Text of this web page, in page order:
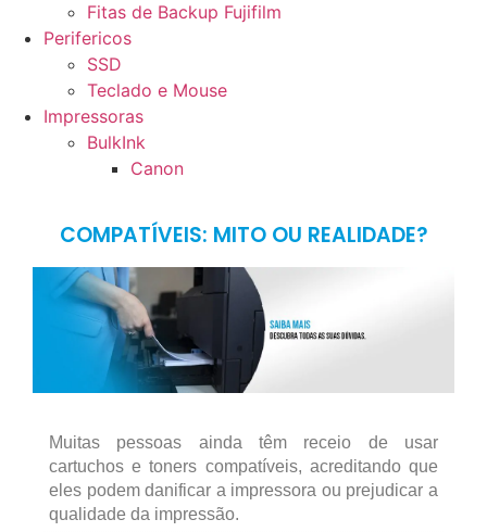
Fitas de Backup Fujifilm
Perifericos
SSD
Teclado e Mouse
Impressoras
BulkInk
Canon
COMPATÍVEIS: MITO OU REALIDADE?
Muitas pessoas ainda têm receio de usar
cartuchos e toners compatíveis, acreditando que
eles podem danificar a impressora ou prejudicar a
qualidade da impressão.